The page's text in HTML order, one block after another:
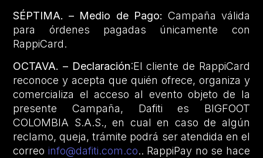
SÉPTIMA. – Medio de Pago: Campaña válida
para órdenes pagadas únicamente con
RappiCard.
OCTAVA. – Declaración:El cliente de RappiCard
reconoce y acepta que quién ofrece, organiza y
comercializa el acceso al evento objeto de la
presente Campaña, Dafiti es BIGFOOT
COLOMBIA S.A.S., en cual en caso de algún
reclamo, queja, trámite podrá ser atendida en el
correo info@dafiti.com.co.. RappiPay no se hace